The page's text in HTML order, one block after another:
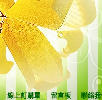
線上訂購單 留言板 聯絡